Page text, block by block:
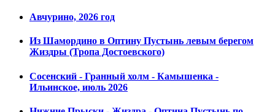
Авчурино, 2026 год
Из Шамордино в Оптину Пустынь левым берегом
Жиздры (Тропа Достоевского)
Сосенский - Гранный холм - Камышенка -
Ильинское, июль 2026